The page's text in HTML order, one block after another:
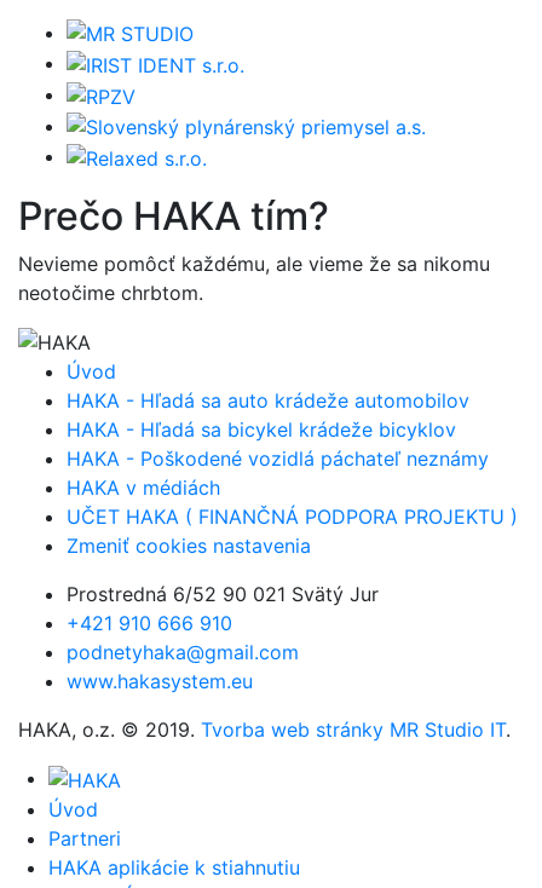
Prečo HAKA tím?
Nevieme pomôcť každému, ale vieme že sa nikomu
neotočime chrbtom.
Úvod
HAKA - Hľadá sa auto krádeže automobilov
HAKA - Hľadá sa bicykel krádeže bicyklov
HAKA - Poškodené vozidlá páchateľ neznámy
HAKA v médiách
UČET HAKA ( FINANČNÁ PODPORA PROJEKTU )
Zmeniť cookies nastavenia
Prostredná 6/52 90 021 Svätý Jur
+421 910 666 910
podnetyhaka@gmail.com
www.hakasystem.eu
HAKA, o.z. © 2019. Tvorba web stránky MR Studio IT.
Úvod
Partneri
HAKA aplikácie k stiahnutiu